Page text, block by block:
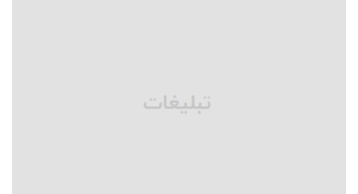
مهاجرانی: کشور با همبستگی ملی از دشواری‌های جنگ گذر کرد